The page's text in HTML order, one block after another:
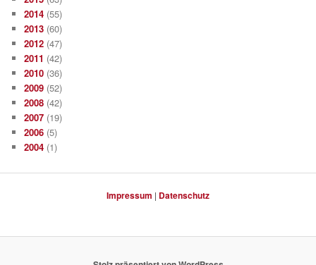
2014 (55)
2013 (60)
2012 (47)
2011 (42)
2010 (36)
2009 (52)
2008 (42)
2007 (19)
2006 (5)
2004 (1)
Impressum | Datenschutz